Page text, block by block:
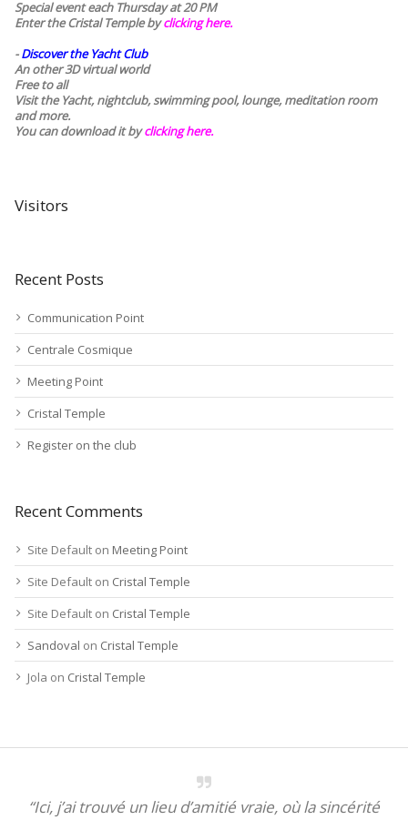
Special event each Thursday at 20 PM
Enter the Cristal Temple byclicking here.
-Discover the Yacht Club
An other 3D virtual world
Free to all
Visit the Yacht, nightclub, swimming pool, lounge, meditation room
and more.
You can download it byclicking here.
Visitors
Recent Posts
Communication Point
Centrale Cosmique
Meeting Point
Cristal Temple
Register on the club
Recent Comments
Site Default on Meeting Point
Site Default on Cristal Temple
Site Default on Cristal Temple
Sandoval on Cristal Temple
Jola on Cristal Temple
“Ici, j’ai trouvé un lieu d’amitié vraie, où la sincérité